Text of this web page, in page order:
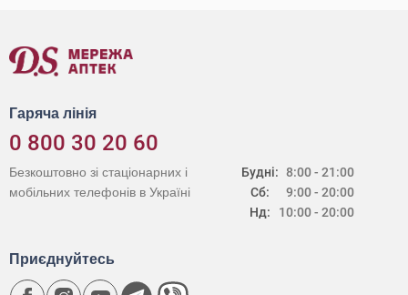
Гаряча лінія
0 800 30 20 60
Будні:
Сб:
Нд:
8:00 - 21:00
9:00 - 20:00
10:00 - 20:00
Безкоштовно зі стаціонарних і
мобільних телефонів в Україні
Приєднуйтесь